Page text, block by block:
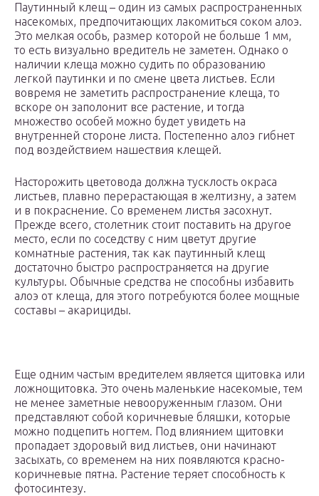
Паутинный клещ – один из самых распространенных
насекомых, предпочитающих лакомиться соком алоэ.
Это мелкая особь, размер которой не больше 1 мм,
то есть визуально вредитель не заметен. Однако о
наличии клеща можно судить по образованию
легкой паутинки и по смене цвета листьев. Если
вовремя не заметить распространение клеща, то
вскоре он заполонит все растение, и тогда
множество особей можно будет увидеть на
внутренней стороне листа. Постепенно алоэ гибнет
под воздействием нашествия клещей.
Насторожить цветовода должна тусклость окраса
листьев, плавно перерастающая в желтизну, а затем
и в покраснение. Со временем листья засохнут.
Прежде всего, столетник стоит поставить на другое
место, если по соседству с ним цветут другие
комнатные растения, так как паутинный клещ
достаточно быстро распространяется на другие
культуры. Обычные средства не способны избавить
алоэ от клеща, для этого потребуются более мощные
составы – акарициды.
Еще одним частым вредителем является щитовка или
ложнощитовка. Это очень маленькие насекомые, тем
не менее заметные невооруженным глазом. Они
представляют собой коричневые бляшки, которые
можно подцепить ногтем. Под влиянием щитовки
пропадает здоровый вид листьев, они начинают
засыхать, со временем на них появляются красно-
коричневые пятна. Растение теряет способность к
фотосинтезу.